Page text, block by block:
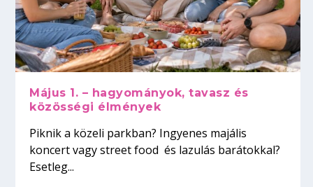
Május 1. – hagyományok, tavasz és
közösségi élmények
Piknik a közeli parkban? Ingyenes majális
koncert vagy street food és lazulás barátokkal?
Esetleg...